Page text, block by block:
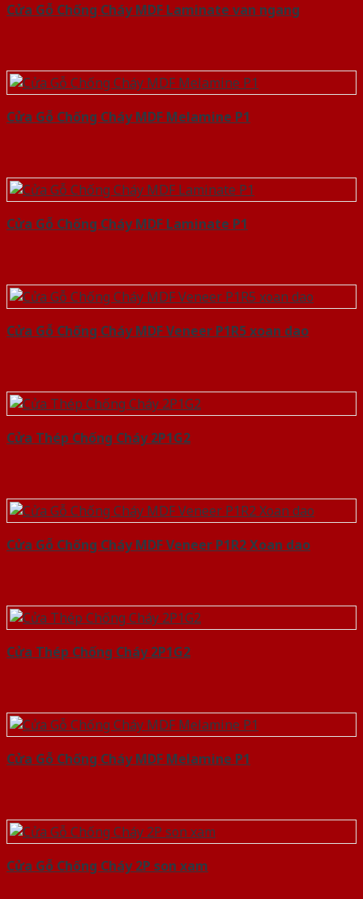
Cửa Gỗ Chống Cháy MDF Laminate van ngang
Cửa Gỗ Chống Cháy MDF Melamine P1
Cửa Gỗ Chống Cháy MDF Laminate P1
Cửa Gỗ Chống Cháy MDF Veneer P1R5 xoan dao
Cửa Thép Chống Cháy 2P1G2
Cửa Gỗ Chống Cháy MDF Veneer P1R2 Xoan dao
Cửa Thép Chống Cháy 2P1G2
Cửa Gỗ Chống Cháy MDF Melamine P1
Cửa Gỗ Chống Cháy 2P son xam